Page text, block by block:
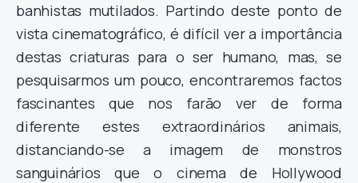
banhistas mutilados. Partindo deste ponto de
vista cinematográfico, é difícil ver a importância
destas criaturas para o ser humano, mas, se
pesquisarmos um pouco, encontraremos factos
fascinantes que nos farão ver de forma
diferente estes extraordinários animais,
distanciando-se a imagem de monstros
sanguinários que o cinema de Hollywood